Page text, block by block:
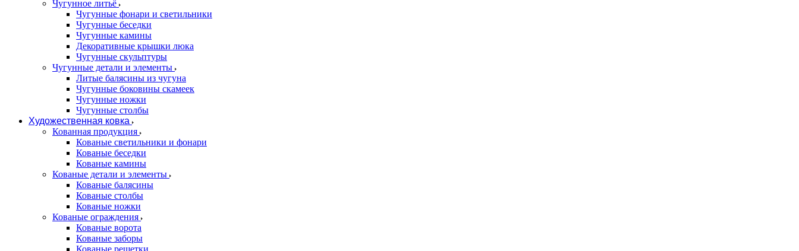
Чугунное литьё
Чугунные фонари и светильники
Чугунные беседки
Чугунные камины
Декоративные крышки люка
Чугунные скульптуры
Чугунные детали и элементы
Литые балясины из чугуна
Чугунные боковины скамеек
Чугунные ножки
Чугунные столбы
Художественная ковка
Кованная продукция
Кованые светильники и фонари
Кованые беседки
Кованые камины
Кованые детали и элементы
Кованые балясины
Кованые столбы
Кованые ножки
Кованые ограждения
Кованые ворота
Кованые заборы
Кованые решетки